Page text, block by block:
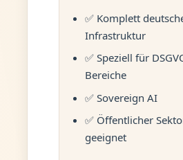
✅ Komplett
Infrastruktur
✅ Speziell für
Bereiche
✅ Sovereign AI
✅ Öffentlicher
geeignet